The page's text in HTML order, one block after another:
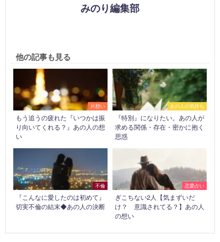
みのり編集部
他の記事も見る
片想い
もう追うの疲れた『いつかは振
り向いてくれる？』あの人の想
い
あの人の気持ち
『特別』になりたい。あの人が
求める関係・存在・密かに抱く
思惑
不倫
『こんなに愛したのは初めて』
切実不倫の結末◆あの人の決断
恋愛占い
ぎこちない2人【気まずいだ
け？ 意識されてる？】あの人
の想い